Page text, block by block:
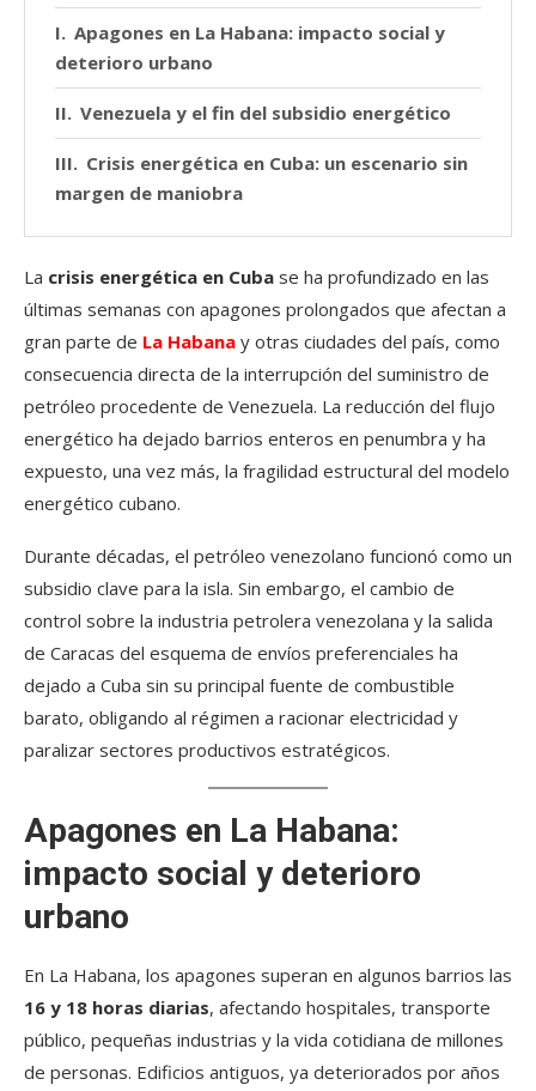
Apagones en La Habana: impacto social y
deterioro urbano
Venezuela y el fin del subsidio energético
Crisis energética en Cuba: un escenario sin
margen de maniobra
La crisis energética en Cuba se ha profundizado en las
últimas semanas con apagones prolongados que afectan a
gran parte de La Habana y otras ciudades del país, como
consecuencia directa de la interrupción del suministro de
petróleo procedente de Venezuela. La reducción del flujo
energético ha dejado barrios enteros en penumbra y ha
expuesto, una vez más, la fragilidad estructural del modelo
energético cubano.
Durante décadas, el petróleo venezolano funcionó como un
subsidio clave para la isla. Sin embargo, el cambio de
control sobre la industria petrolera venezolana y la salida
de Caracas del esquema de envíos preferenciales ha
dejado a Cuba sin su principal fuente de combustible
barato, obligando al régimen a racionar electricidad y
paralizar sectores productivos estratégicos.
Apagones en La Habana:
impacto social y deterioro
urbano
En La Habana, los apagones superan en algunos barrios las
16 y 18 horas diarias, afectando hospitales, transporte
público, pequeñas industrias y la vida cotidiana de millones
de personas. Edificios antiguos, ya deteriorados por años